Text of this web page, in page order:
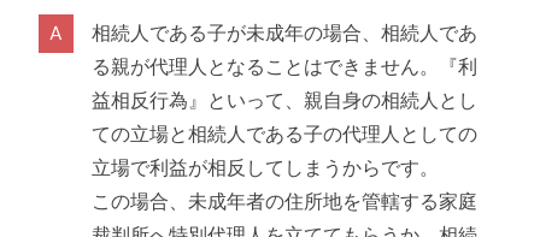
相続人である子が未成年の場合、相続人であ
る親が代理人となることはできません。『利
益相反行為』といって、親自身の相続人とし
ての立場と相続人である子の代理人としての
立場で利益が相反してしまうからです。
この場合、未成年者の住所地を管轄する家庭